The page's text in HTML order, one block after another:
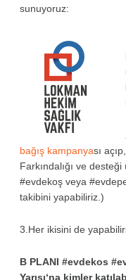
sunuyoruz:
bağış kampanyası
Farkındalığı ve
#evdekoş veya
takibini yapabiliriz.)
3.Her ikisini de
B PLANI #evdekos
Yarışı‘na kimler